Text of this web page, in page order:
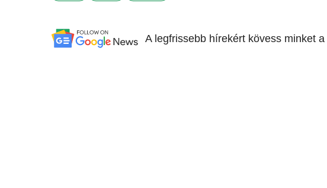
A legfrissebb hírekért kövess minket a